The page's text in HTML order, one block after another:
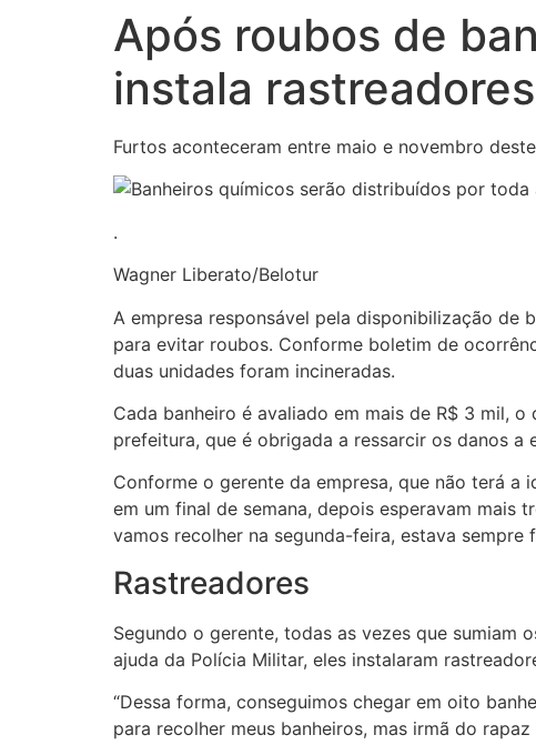
Após roubos de
instala
Furtos aconteceram entre maio e novembro
.
Wagner Liberato/Belotur
A empresa responsável pela disponibilização de
para evitar roubos. Conforme boletim de
duas unidades foram incineradas.
Cada banheiro é avaliado em mais de R$ 3 mil,
prefeitura, que é obrigada a ressarcir os danos a
Conforme o gerente da empresa, que não terá a
em um final de semana, depois esperavam mais
vamos recolher na segunda-feira, estava
Rastreadores
Segundo o gerente, todas as vezes que sumiam
ajuda da Polícia Militar, eles instalaram
“Dessa forma, conseguimos chegar em oito
para recolher meus banheiros, mas irmã do